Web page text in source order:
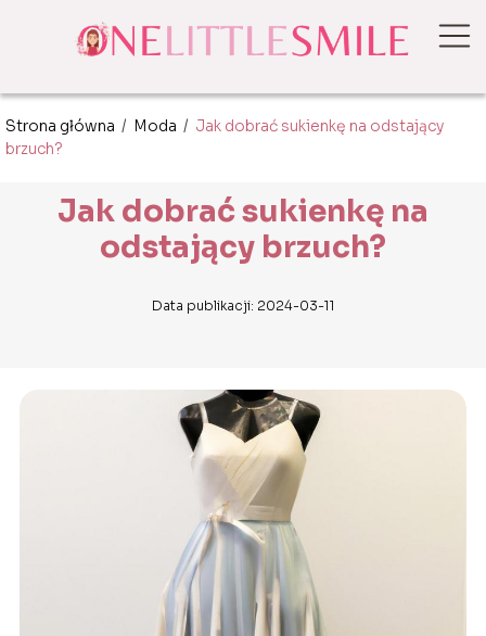
Strona główna / Moda / Jak dobrać sukienkę na odstający
brzuch?
Jak dobrać sukienkę na
odstający brzuch?
Data publikacji: 2024-03-11